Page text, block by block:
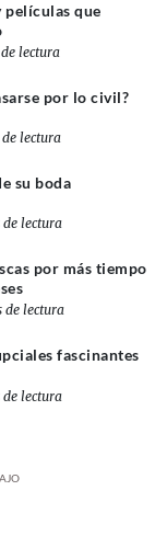
películas que
lectura
por lo civil?
lectura
su boda
lectura
por más tiempo
de lectura
fascinantes
lectura